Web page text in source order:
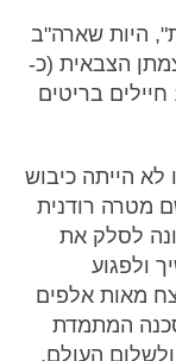
היות שארה"ב
הצבאית (כ-
140,000 חיילים אמריקנים, וכ- 10,000 חיילים בריטים
הייתה כיבוש
מטרה רודנית
לסלק את
ולפגוע
מאות אלפים
המתמדת
העולם.